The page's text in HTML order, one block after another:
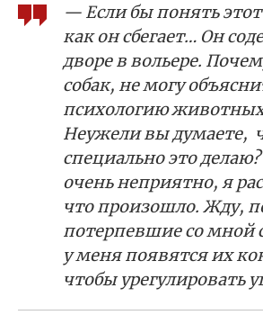
— Если бы понять
как он сбегает… Он
дворе в вольере.
собак, не могу
психологию
Неужели вы думаете,
специально это
очень неприятно, я
что произошло. Жду,
потерпевшие со мной
у меня появятся их
чтобы урегулировать